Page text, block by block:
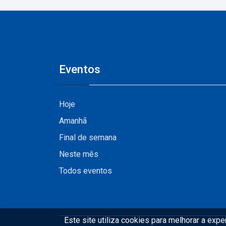
Vale do Pinhão
Este site utiliza cookies para melhorar a
Eventos
Hoje
Amanhã
Final de semana
Neste mês
Todos eventos